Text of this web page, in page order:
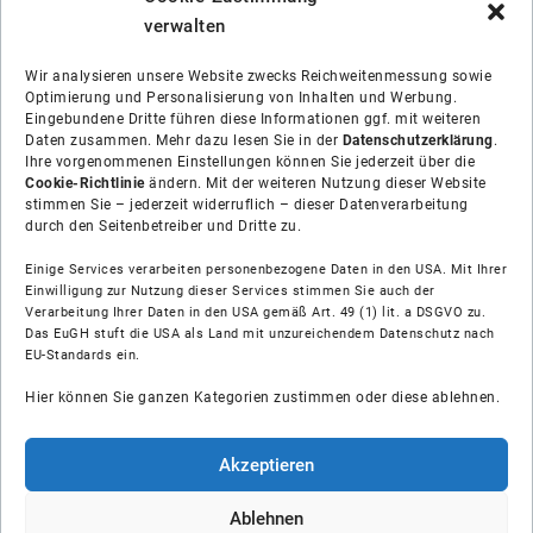
verwalten
Wir analysieren unsere Website zwecks Reichweitenmessung sowie
Optimierung und Personalisierung von Inhalten und Werbung.
Eingebundene Dritte führen diese Informationen ggf. mit weiteren
Daten zusammen. Mehr dazu lesen Sie in der Datenschutzerklärung.
Ihre vorgenommenen Einstellungen können Sie jederzeit über die
Cookie-Richtlinieändern. Mit der weiteren Nutzung dieser Website
stimmen Sie – jederzeit widerruflich – dieser Datenverarbeitung
durch den Seitenbetreiber und Dritte zu.
Einige Services verarbeiten personenbezogene Daten in den USA. Mit Ihrer
Einwilligung zur Nutzung dieser Services stimmen Sie auch der
Verarbeitung Ihrer Daten in den USA gemäß Art. 49 (1) lit. a DSGVO zu.
Das EuGH stuft die USA als Land mit unzureichendem Datenschutz nach
EU-Standards ein.
Hier können Sie ganzen Kategorien zustimmen oder diese ablehnen.
Akzeptieren
Ablehnen
Über uns
Soziale Medien